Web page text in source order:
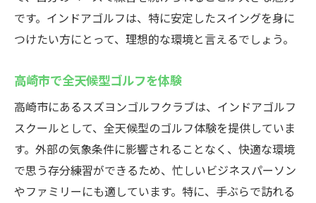
です。インドアゴルフは、特に安定したスイングを身に
つけたい方にとって、理想的な環境と言えるでしょう。
高崎市で全天候型ゴルフを体験
高崎市にあるスズヨンゴルフクラブは、インドアゴルフ
スクールとして、全天候型のゴルフ体験を提供していま
す。外部の気象条件に影響されることなく、快適な環境
で思う存分練習ができるため、忙しいビジネスパーソン
やファミリーにも適しています。特に、手ぶらで訪れる